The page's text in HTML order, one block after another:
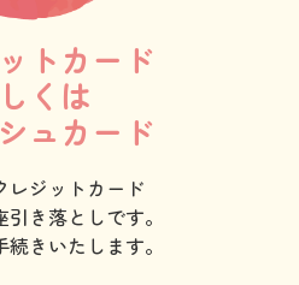
トカード
くは
ュカード
レジットカード
き落としです。
きいたします。